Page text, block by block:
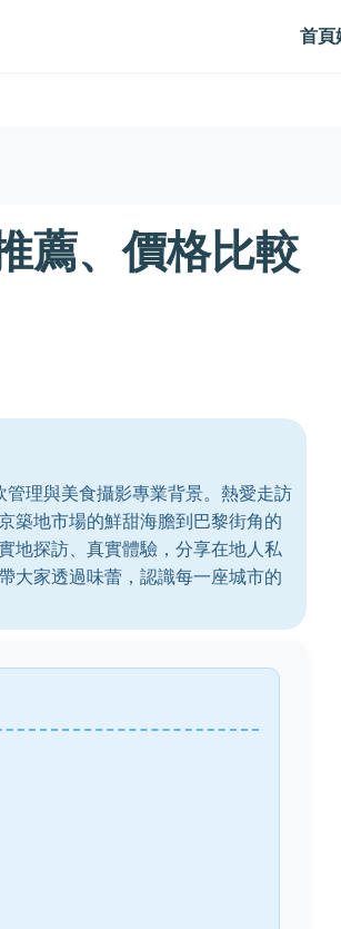
首頁
薦、價格比較
理與美食攝影專業背景。熱愛走訪
築地市場的鮮甜海膽到巴黎街角的
地探訪、真實體驗，分享在地人私
大家透過味蕾，認識每一座城市的